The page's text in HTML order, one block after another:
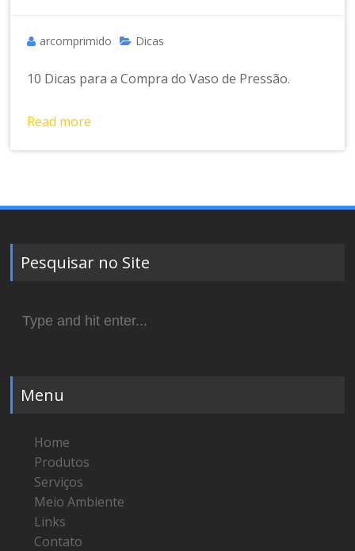
arcomprimido Dicas
10 Dicas para a Compra do Vaso de Pressão.
Read more
Pesquisar no Site
for:
Menu
Home
Produtos
Serviços
Meio Ambiente
Links
Contato